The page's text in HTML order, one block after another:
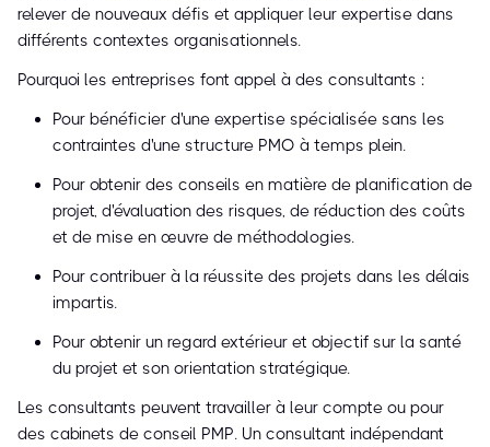
relever de nouveaux défis et appliquer leur expertise dans
différents contextes organisationnels.
Pourquoi les entreprises font appel à des consultants :
Pour bénéficier d'une expertise spécialisée sans les
contraintes d'une structure PMO à temps plein.
Pour obtenir des conseils en matière de planification de
projet, d'évaluation des risques, de réduction des coûts
et de mise en œuvre de méthodologies.
Pour contribuer à la réussite des projets dans les délais
impartis.
Pour obtenir un regard extérieur et objectif sur la santé
du projet et son orientation stratégique.
Les consultants peuvent travailler à leur compte ou pour
des cabinets de conseil PMP. Un consultant indépendant